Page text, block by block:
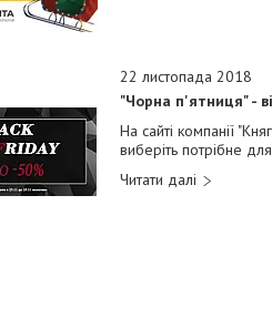
22 листопада 2018
"Чорна п'ятниця" -
На сайті компанії
виберіть потрібне